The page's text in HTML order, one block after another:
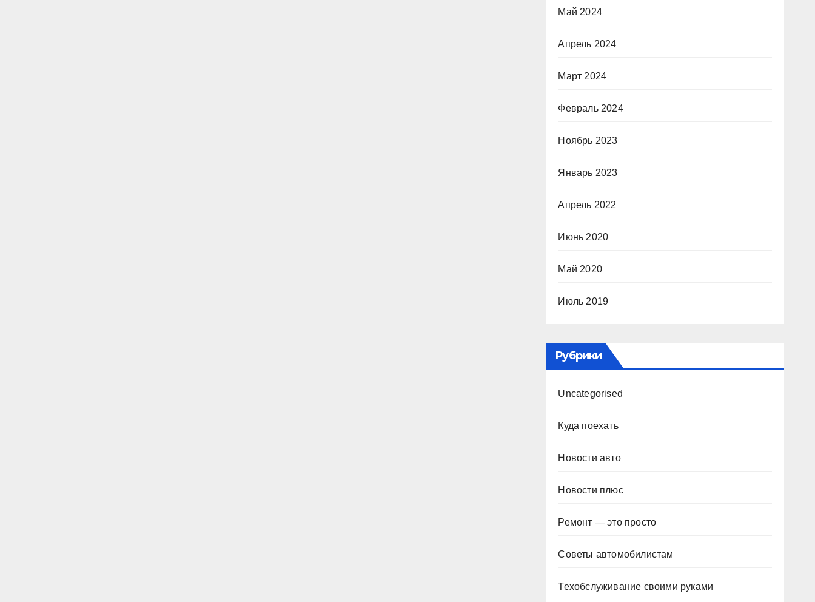
Май 2024
Апрель 2024
Март 2024
Февраль 2024
Ноябрь 2023
Январь 2023
Апрель 2022
Июнь 2020
Май 2020
Июль 2019
Рубрики
Uncategorised
Куда поехать
Новости авто
Новости плюс
Ремонт — это просто
Советы автомобилистам
Техобслуживание своими руками